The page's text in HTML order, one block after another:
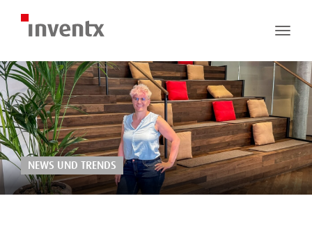
Toggle
NEWS UND TRENDS